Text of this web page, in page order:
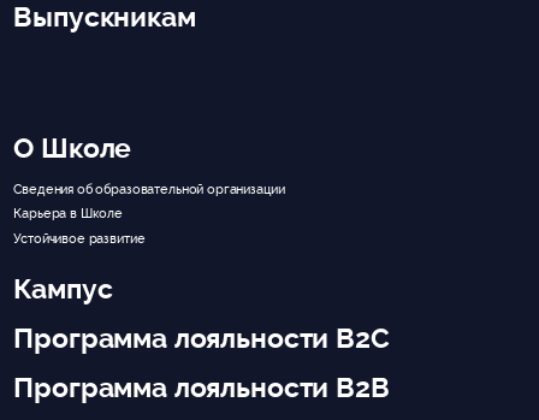
Выпускникам
О Школе
Сведения об образовательной организации
Карьера в Школе
Устойчивое развитие
Кампус
Программа лояльности B2C
Программа лояльности B2B